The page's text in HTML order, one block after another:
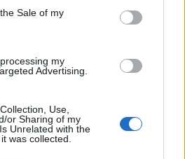
Sale of my
my
Advertising.
Use,
or Sharing of my
Unrelated with the
was collected.
των